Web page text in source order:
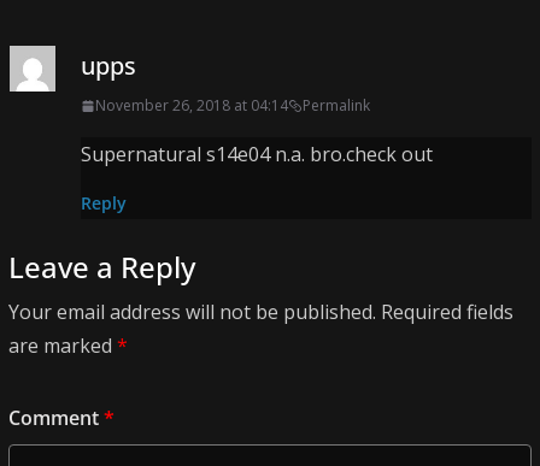
upps
November 26, 2018 at 04:14 Permalink
Supernatural s14e04 n.a. bro.check out
Reply
Leave a Reply
Your email address will not be published. Required fields
are marked *
Comment*